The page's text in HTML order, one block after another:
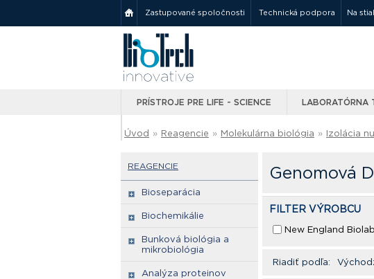
Zastupované spoločnosti Technická podpora Na
PRÍSTROJE PRE LIFE - SCIENCE LABORATÓRNA
Úvod » Reagencie » Molekulárna biológia » Izolácia
REAGENCIE
Bioseparácia
Biochemikálie
Bunková biológia a
mikrobiológia
Analýza proteinov
Genomová
FILTER VÝROBCU
New England
Riadiť podľa: